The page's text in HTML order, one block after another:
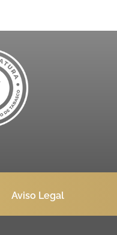
Aviso Legal